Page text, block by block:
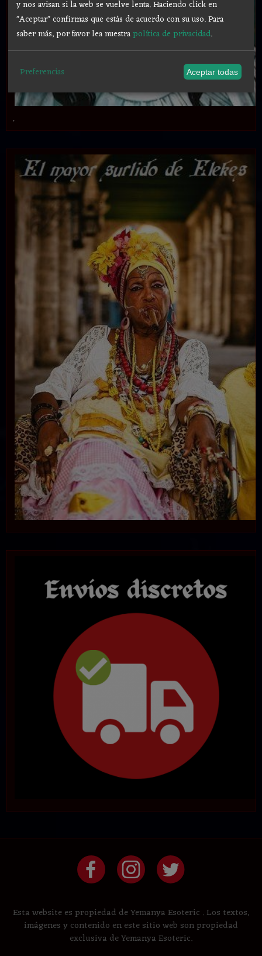
.
Esta website es propiedad de Yemanya Esoteric . Los textos,
imágenes y contenido en este sitio web son propiedad
exclusiva de Yemanya Esoteric.
y nos avisan si la web se vuelve lenta. Haciendo click en
"Aceptar" confirmas que estás de acuerdo con su uso.Para
saber más, por favor lea nuestrapolítica de privacidad.
Preferencias Aceptar todas